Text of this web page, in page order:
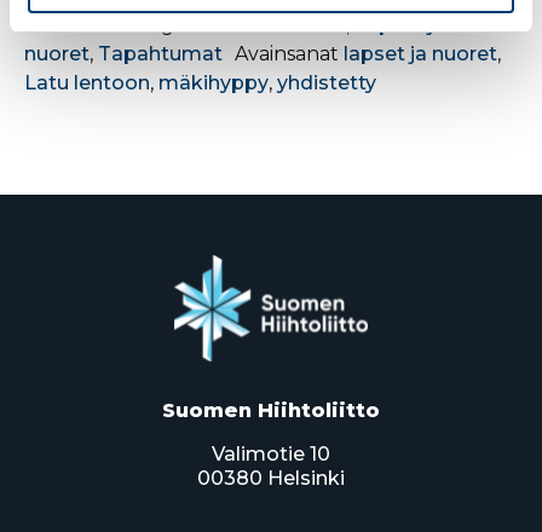
nuoret, Tapahtumat Avainsanat lapset ja nuoret,
Latu lentoon, mäkihyppy, yhdistetty
Suomen Hiihtoliitto
Valimotie 10
00380 Helsinki